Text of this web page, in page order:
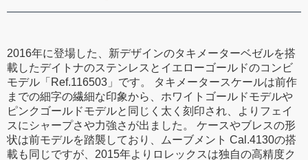
2016年に登場した、新デザインのタキメーターベゼルを搭
載したデイトナのステンレスとイエローゴールドのコンビ
モデル「Ref.116503」です。 タキメータースケールは前作
までの細字の繊細な印象から、ホワイトゴールドモデルや
ピンクゴールドモデルと同じく太く刻印され、よりフェイ
スにシャープさや力強さが出ました。 ケースやブレスの形
状は前モデルを踏襲しており、ムーブメント Cal.4130の搭
載も同じですが、2015年よりロレックスは独自の高精度ク